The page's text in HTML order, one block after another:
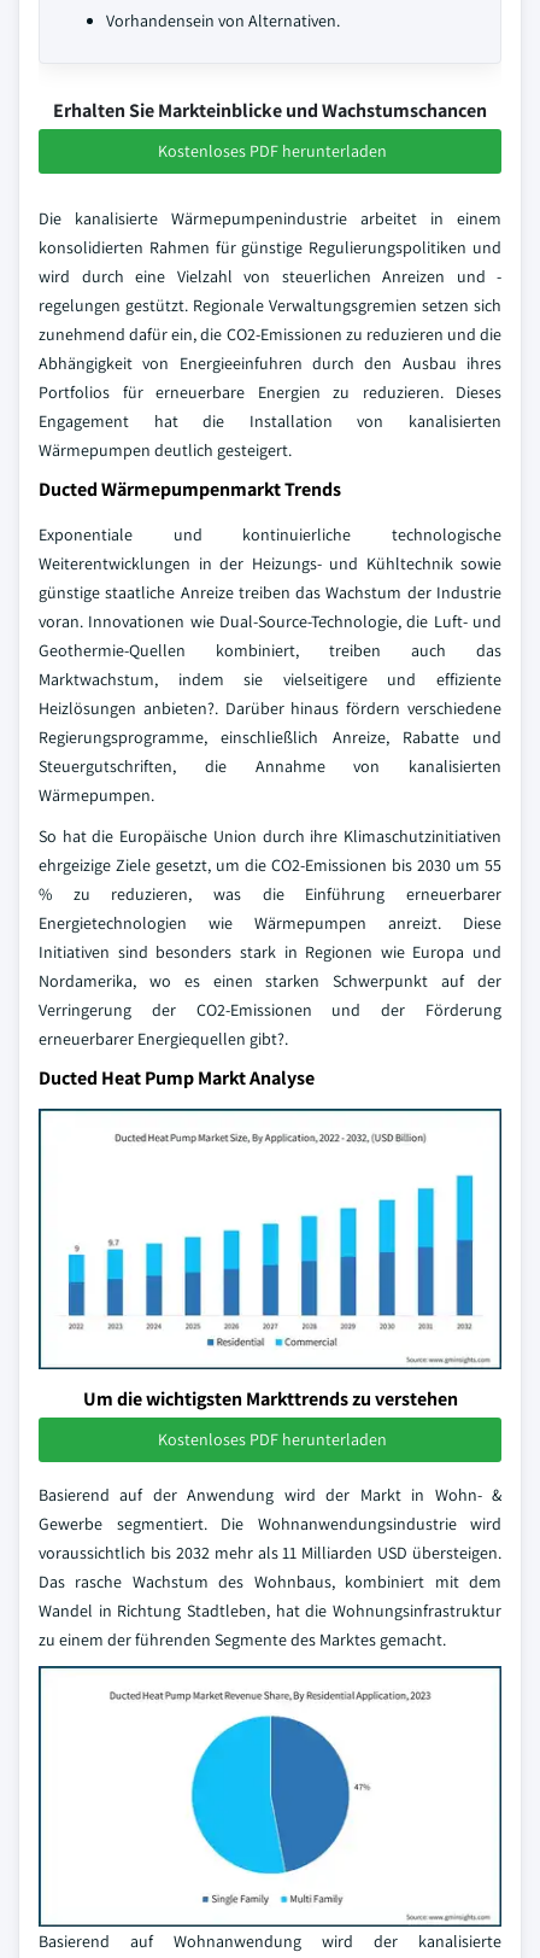
Vorhandensein von Alternativen.
Erhalten Sie Markteinblicke und Wachstumschancen
Kostenloses PDF herunterladen
Die kanalisierte Wärmepumpenindustrie arbeitet in einem
konsolidierten Rahmen für günstige Regulierungspolitiken und
wird durch eine Vielzahl von steuerlichen Anreizen und -
regelungen gestützt. Regionale Verwaltungsgremien setzen sich
zunehmend dafür ein, die CO2-Emissionen zu reduzieren und die
Abhängigkeit von Energieeinfuhren durch den Ausbau ihres
Portfolios für erneuerbare Energien zu reduzieren. Dieses
Engagement hat die Installation von kanalisierten
Wärmepumpen deutlich gesteigert.
Ducted Wärmepumpenmarkt Trends
Exponentiale und kontinuierliche technologische
Weiterentwicklungen in der Heizungs- und Kühltechnik sowie
günstige staatliche Anreize treiben das Wachstum der Industrie
voran. Innovationen wie Dual-Source-Technologie, die Luft- und
Geothermie-Quellen kombiniert, treiben auch das
Marktwachstum, indem sie vielseitigere und effiziente
Heizlösungen anbieten?. Darüber hinaus fördern verschiedene
Regierungsprogramme, einschließlich Anreize, Rabatte und
Steuergutschriften, die Annahme von kanalisierten
Wärmepumpen.
So hat die Europäische Union durch ihre Klimaschutzinitiativen
ehrgeizige Ziele gesetzt, um die CO2-Emissionen bis 2030 um 55
% zu reduzieren, was die Einführung erneuerbarer
Energietechnologien wie Wärmepumpen anreizt. Diese
Initiativen sind besonders stark in Regionen wie Europa und
Nordamerika, wo es einen starken Schwerpunkt auf der
Verringerung der CO2-Emissionen und der Förderung
erneuerbarer Energiequellen gibt?.
Ducted Heat Pump Markt Analyse
Um die wichtigsten Markttrends zu verstehen
Kostenloses PDF herunterladen
Basierend auf der Anwendung wird der Markt in Wohn- &
Gewerbe segmentiert. Die Wohnanwendungsindustrie wird
voraussichtlich bis 2032 mehr als 11 Milliarden USD übersteigen.
Das rasche Wachstum des Wohnbaus, kombiniert mit dem
Wandel in Richtung Stadtleben, hat die Wohnungsinfrastruktur
zu einem der führenden Segmente des Marktes gemacht.
Basierend auf Wohnanwendung wird der kanalisierte